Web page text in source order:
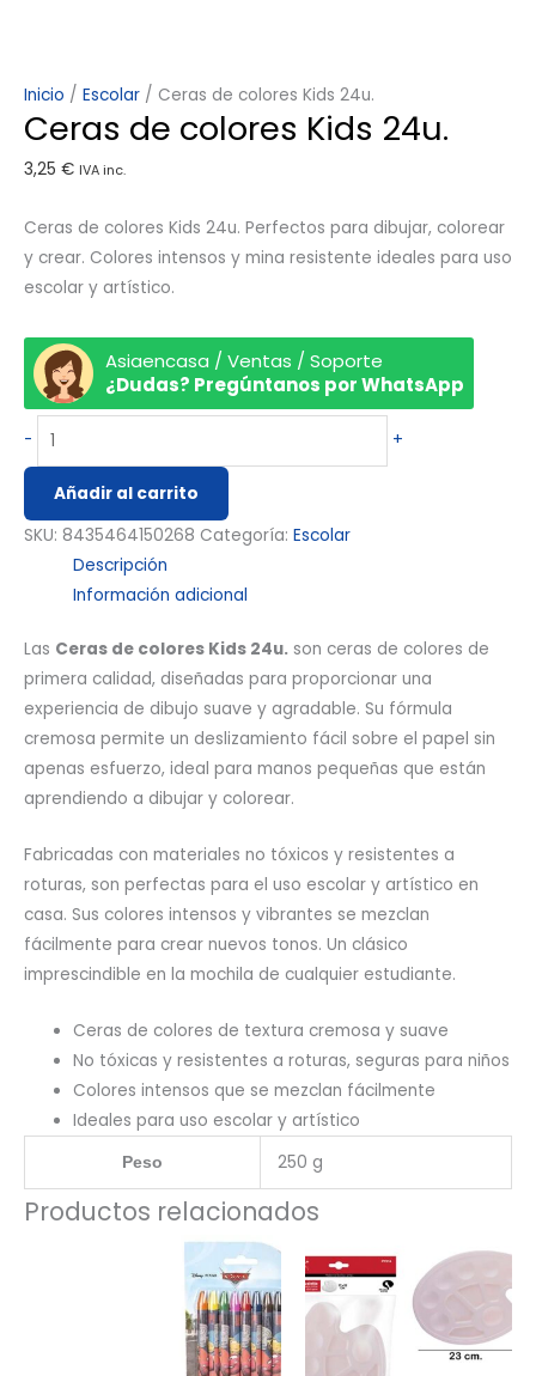
Inicio / Escolar / Ceras de colores Kids 24u.
Ceras de colores Kids 24u.
3,25 € IVA inc.
Ceras de colores Kids 24u. Perfectos para dibujar, colorear
y crear. Colores intensos y mina resistente ideales para uso
escolar y artístico.
Asiaencasa / Ventas / Soporte
¿Dudas? Pregúntanos por WhatsApp
- +
Añadir al carrito
SKU: 8435464150268 Categoría: Escolar
Descripción
Información adicional
Las Ceras de colores Kids 24u. son ceras de colores de
primera calidad, diseñadas para proporcionar una
experiencia de dibujo suave y agradable. Su fórmula
cremosa permite un deslizamiento fácil sobre el papel sin
apenas esfuerzo, ideal para manos pequeñas que están
aprendiendo a dibujar y colorear.
Fabricadas con materiales no tóxicos y resistentes a
roturas, son perfectas para el uso escolar y artístico en
casa. Sus colores intensos y vibrantes se mezclan
fácilmente para crear nuevos tonos. Un clásico
imprescindible en la mochila de cualquier estudiante.
Ceras de colores de textura cremosa y suave
No tóxicas y resistentes a roturas, seguras para niños
Colores intensos que se mezclan fácilmente
Ideales para uso escolar y artístico
Peso 250 g
Productos relacionados